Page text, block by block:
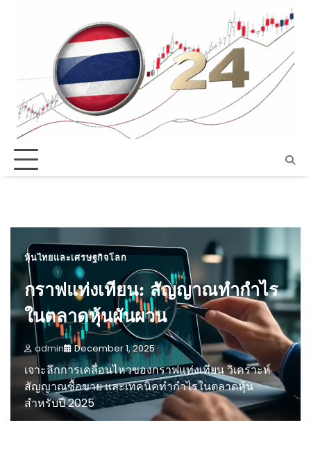
หุ้นไทยและเศรษฐกิจโลก
กราฟแท่งเทียน: สัญญาณทำกำไร
ในตลาดหุ้นผันผวน
admin December 1, 2025
เจาะลึกการเคลื่อนไหวของกราฟแท่งเทียน วิเคราะห์
สัญญาณซื้อขาย และเทคนิคทำกำไรในตลาดหุ้น
สำหรับปี 2025